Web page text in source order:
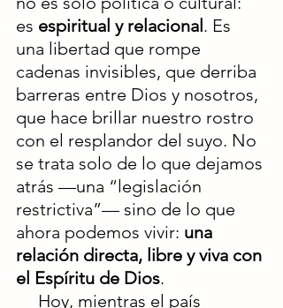
es espiritual y relacional. Es
una libertad que rompe
cadenas invisibles, que derriba
barreras entre Dios y nosotros,
que hace brillar nuestro rostro
con el resplandor del suyo. No
se trata solo de lo que dejamos
atrás —una “legislación
restrictiva”— sino de lo que
ahora podemos vivir: una
relación directa, libre y viva con
el Espíritu de Dios.